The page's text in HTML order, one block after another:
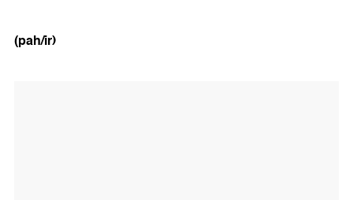
(pah/ir)